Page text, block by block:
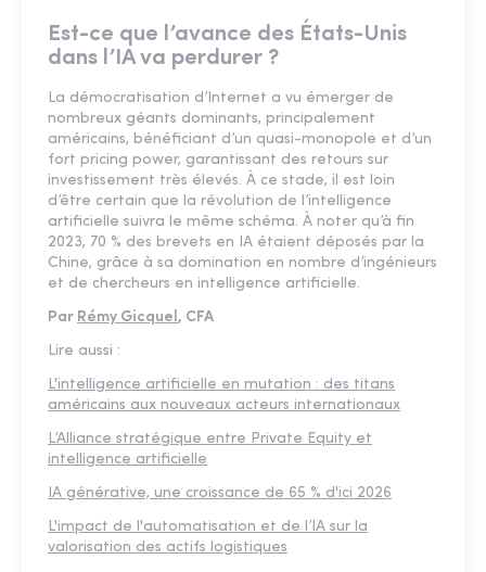
Est-ce que l’avance des États-Unis
dans l’IA va perdurer ?
La démocratisation d’Internet a vu émerger de
nombreux géants dominants, principalement
américains, bénéficiant d’un quasi-monopole et d’un
fort pricing power, garantissant des retours sur
investissement très élevés. À ce stade, il est loin
d’être certain que la révolution de l’intelligence
artificielle suivra le même schéma. À noter qu’à fin
2023, 70 % des brevets en IA étaient déposés par la
Chine, grâce à sa domination en nombre d’ingénieurs
et de chercheurs en intelligence artificielle.
Par Rémy Gicquel, CFA
Lire aussi :
L'intelligence artificielle en mutation : des titans
américains aux nouveaux acteurs internationaux
L’Alliance stratégique entre Private Equity et
intelligence artificielle
IA générative, une croissance de 65 % d'ici 2026
L'impact de l'automatisation et de l’IA sur la
valorisation des actifs logistiques